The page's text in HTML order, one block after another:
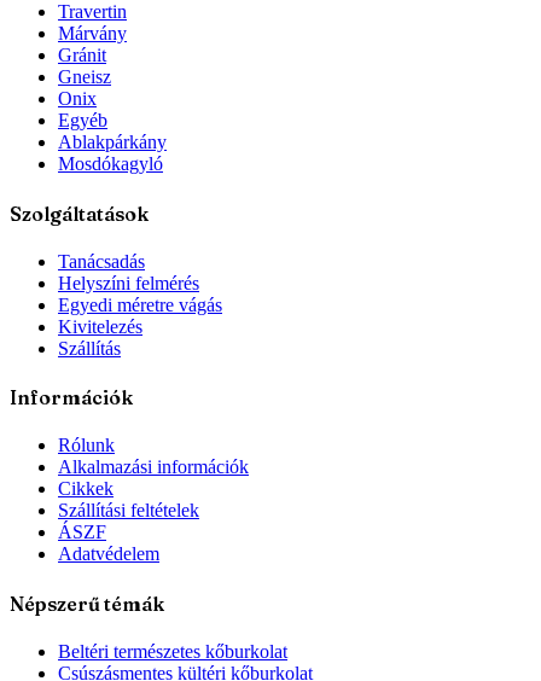
Travertin
Márvány
Gránit
Gneisz
Onix
Egyéb
Ablakpárkány
Mosdókagyló
Szolgáltatások
Tanácsadás
Helyszíni felmérés
Egyedi méretre vágás
Kivitelezés
Szállítás
Információk
Rólunk
Alkalmazási információk
Cikkek
Szállítási feltételek
ÁSZF
Adatvédelem
Népszerű témák
Beltéri természetes kőburkolat
Csúszásmentes kültéri kőburkolat